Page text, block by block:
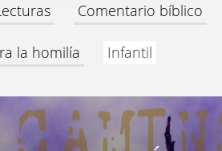
Comentario bíblico
la homilía Infantil